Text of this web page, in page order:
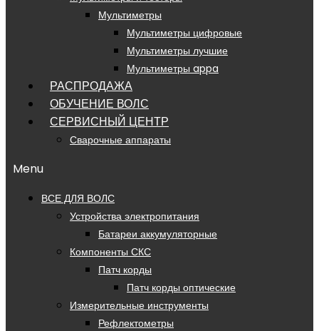
Мультиметры
Мультиметры цифровые
Мультиметры лучшие
Мультиметры appa
РАСПРОДАЖА
ОБУЧЕНИЕ ВОЛС
СЕРВИСНЫЙ ЦЕНТР
Сварочные аппараты
Menu
ВСЕ ДЛЯ ВОЛС
Устройства электропитания
Батареи аккумуляторные
Компоненты СКС
Патч корды
Патч корды оптические
Измерительные инструменты
Рефлектометры